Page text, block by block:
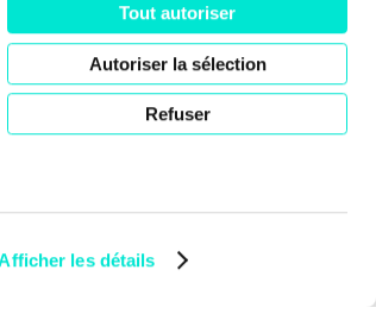
Afficher les détails
Tout autoriser
Autoriser la sélection
Refuser